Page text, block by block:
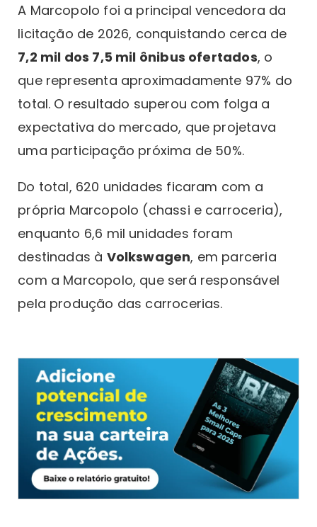
A Marcopolo foi a principal vencedora da
licitação de 2026, conquistando cerca de
7,2 mil dos 7,5 mil ônibus ofertados, o
que representa aproximadamente 97% do
total. O resultado superou com folga a
expectativa do mercado, que projetava
uma participação próxima de 50%.
Do total, 620 unidades ficaram com a
própria Marcopolo (chassi e carroceria),
enquanto 6,6 mil unidades foram
destinadas à Volkswagen, em parceria
com a Marcopolo, que será responsável
pela produção das carrocerias.